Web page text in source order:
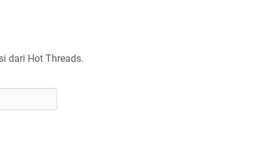
dari Hot Threads.